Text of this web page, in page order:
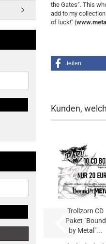
the Gates”. This
add to my
of luck!" (
teilen
Kunden,
Trollzorn CD
Paket "Bound
by Metal"...